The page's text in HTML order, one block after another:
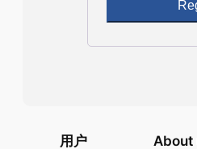
用户 About